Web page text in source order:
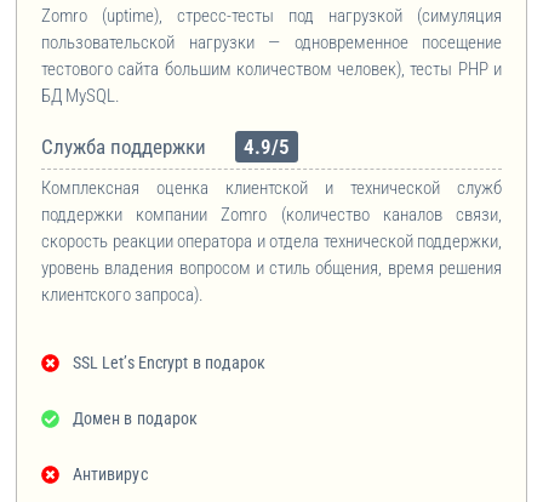
Zomro (uptime), стресс-тесты под нагрузкой (симуляция
пользовательской нагрузки — одновременное посещение
тестового сайта большим количеством человек), тесты PHP и
БД MySQL.
Служба поддержки 4.9/5
Комплексная оценка клиентской и технической служб
поддержки компании Zomro (количество каналов связи,
скорость реакции оператора и отдела технической поддержки,
уровень владения вопросом и стиль общения, время решения
клиентского запроса).
SSL Let’s Encrypt в подарок
Домен в подарок
Антивирус